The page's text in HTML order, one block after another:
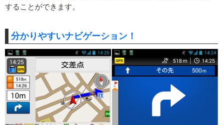
することができます。
分かりやすいナビゲーション！